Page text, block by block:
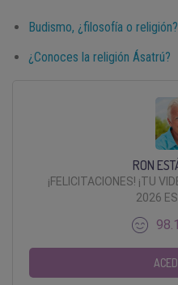
Budismo, ¿filosofía o religión?
¿Conoces la religión Ásatrú?
RON
¡FELICITACIONES! ¡TU
2026